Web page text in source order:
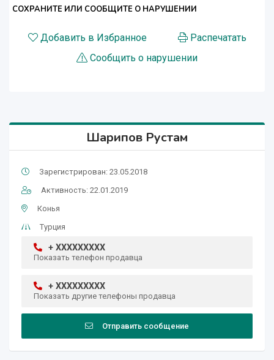
СОХРАНИТЕ ИЛИ СООБЩИТЕ О НАРУШЕНИИ
Добавить в Избранное
Распечатать
Сообщить о нарушении
Шарипов Рустам
Зарегистрирован: 23.05.2018
Активность: 22.01.2019
Конья
Турция
+ XXXXXXXXX
Показать телефон продавца
+ XXXXXXXXX
Показать другие телефоны продавца
Отправить сообщение